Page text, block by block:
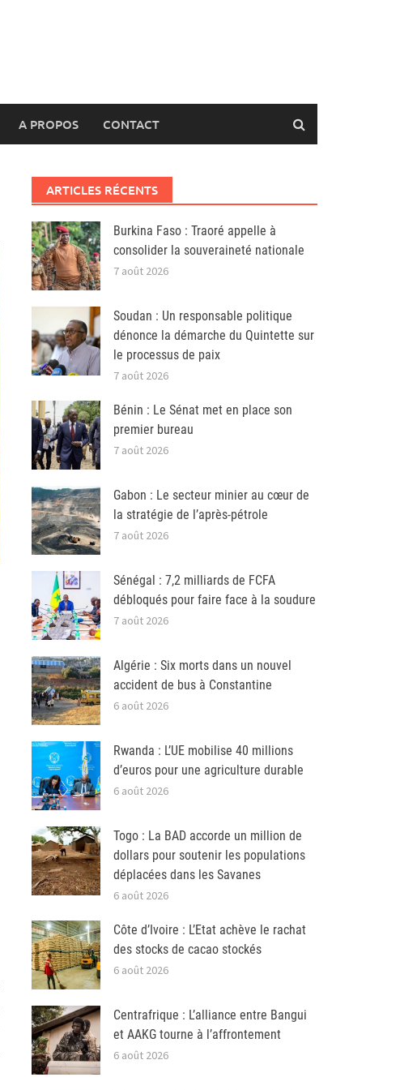
A PROPOS CONTACT
ARTICLES RÉCENTS
Burkina Faso : Traoré appelle à
consolider la souveraineté nationale
7 août 2026
Soudan : Un responsable politique
dénonce la démarche du Quintette sur
le processus de paix
7 août 2026
Bénin : Le Sénat met en place son
premier bureau
7 août 2026
Gabon : Le secteur minier au cœur de
la stratégie de l’après-pétrole
7 août 2026
Sénégal : 7,2 milliards de FCFA
débloqués pour faire face à la soudure
7 août 2026
Algérie : Six morts dans un nouvel
accident de bus à Constantine
6 août 2026
Rwanda : L’UE mobilise 40 millions
d’euros pour une agriculture durable
6 août 2026
Togo : La BAD accorde un million de
dollars pour soutenir les populations
déplacées dans les Savanes
6 août 2026
Côte d’Ivoire : L’Etat achève le rachat
des stocks de cacao stockés
6 août 2026
Centrafrique : L’alliance entre Bangui
et AAKG tourne à l’affrontement
6 août 2026